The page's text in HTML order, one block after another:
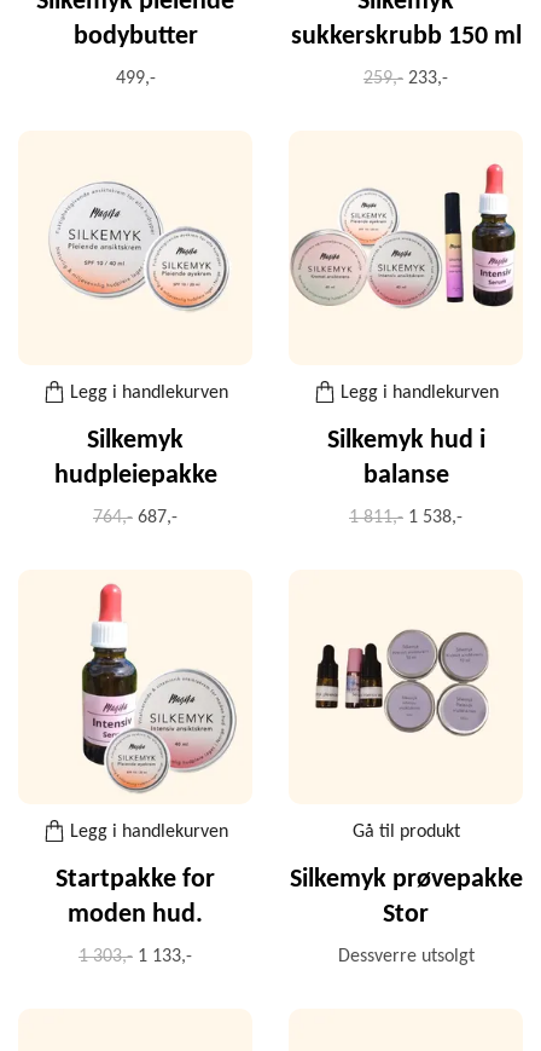
bodybutter
499,-
sukkerskrubb 150 ml
259,- 233,-
Legg i handlekurven
Silkemyk
hudpleiepakke
764,- 687,-
Legg i handlekurven
Silkemyk hud i
balanse
1 811,- 1 538,-
Legg i handlekurven
Startpakke for
moden hud.
1 303,- 1 133,-
Gå til produkt
Silkemyk prøvepakke
Stor
Dessverre utsolgt